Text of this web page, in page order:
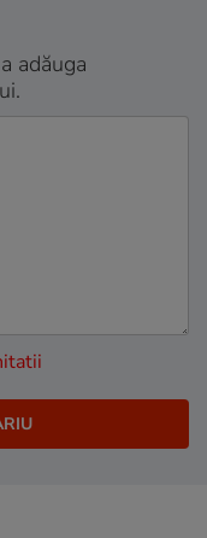
adăuga